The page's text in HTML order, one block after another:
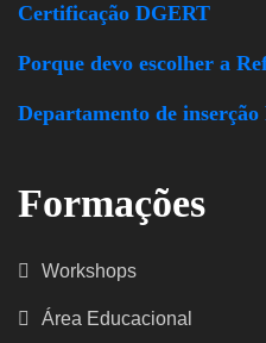
Certificação DGERT
Porque devo escolher a
Departamento de
Formações
Workshops
Área Educacional